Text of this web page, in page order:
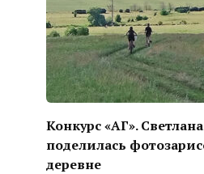
Конкурс «АГ».
поделилась
деревне